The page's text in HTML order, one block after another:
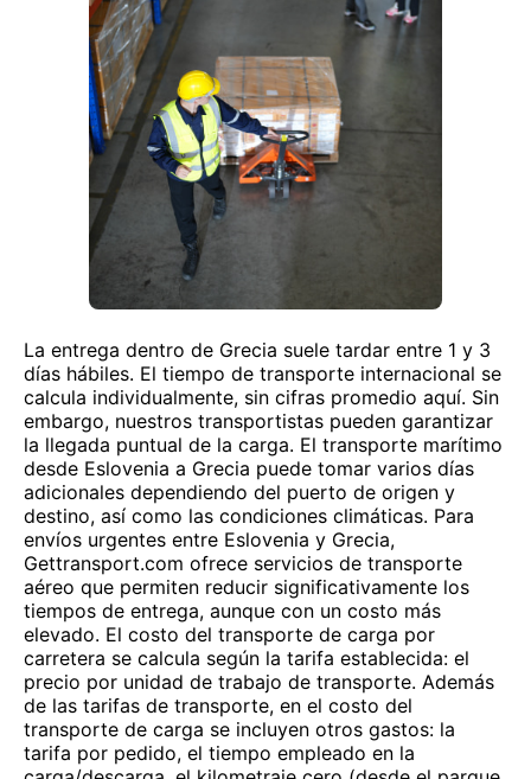
La entrega dentro de Grecia suele tardar entre 1 y 3
días hábiles. El tiempo de transporte internacional se
calcula individualmente, sin cifras promedio aquí. Sin
embargo, nuestros transportistas pueden garantizar
la llegada puntual de la carga. El transporte marítimo
desde Eslovenia a Grecia puede tomar varios días
adicionales dependiendo del puerto de origen y
destino, así como las condiciones climáticas. Para
envíos urgentes entre Eslovenia y Grecia,
Gettransport.com ofrece servicios de transporte
aéreo que permiten reducir significativamente los
tiempos de entrega, aunque con un costo más
elevado. El costo del transporte de carga por
carretera se calcula según la tarifa establecida: el
precio por unidad de trabajo de transporte. Además
de las tarifas de transporte, en el costo del
transporte de carga se incluyen otros gastos: la
tarifa por pedido, el tiempo empleado en la